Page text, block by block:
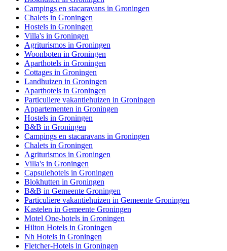
Campings en stacaravans in Groningen
Chalets in Groningen
Hostels in Groningen
Villa's in Groningen
Agriturismos in Groningen
Woonboten in Groningen
Aparthotels in Groningen
Cottages in Groningen
Landhuizen in Groningen
Aparthotels in Groningen
Particuliere vakantiehuizen in Groningen
Appartementen in Groningen
Hostels in Groningen
B&B in Groningen
Campings en stacaravans in Groningen
Chalets in Groningen
Agriturismos in Groningen
Villa's in Groningen
Capsulehotels in Groningen
Blokhutten in Groningen
B&B in Gemeente Groningen
Particuliere vakantiehuizen in Gemeente Groningen
Kastelen in Gemeente Groningen
Motel One-hotels in Groningen
Hilton Hotels in Groningen
Nh Hotels in Groningen
Fletcher-Hotels in Groningen